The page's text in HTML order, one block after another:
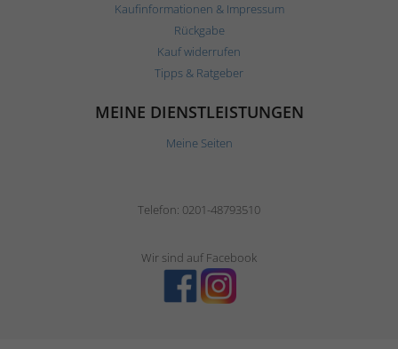
Kaufinformationen & Impressum
Rückgabe
Kauf widerrufen
Tipps & Ratgeber
MEINE DIENSTLEISTUNGEN
Meine Seiten
Telefon: 0201-48793510
Wir sind auf Facebook